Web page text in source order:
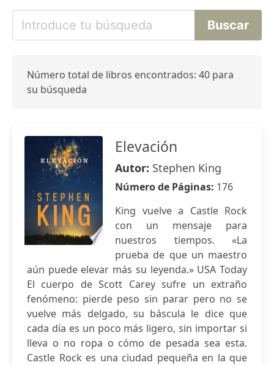
Número total de libros encontrados: 40 para
su búsqueda
Elevación
Autor: Stephen King
Número de Páginas: 176
King vuelve a Castle Rock
con un mensaje para
nuestros tiempos. «La
prueba de que un maestro
aún puede elevar más su leyenda.» USA Today
El cuerpo de Scott Carey sufre un extraño
fenómeno: pierde peso sin parar pero no se
vuelve más delgado, su báscula le dice que
cada día es un poco más ligero, sin importar si
lleva o no ropa o cómo de pesada sea esta.
Castle Rock es una ciudad pequeña en la que